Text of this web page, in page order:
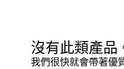
沒有此類產品
我們很快就會帶著優